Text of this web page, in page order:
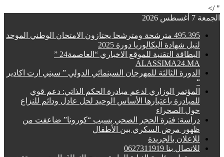
" />
الجمعة 7 أغسطس 2026
495.395 مترشحة ومترشحا يجتازون الامتحان الوطني الموحد
لنيل شهادة البكالوريا دورة 2025
البطاقة التقنية للموقع الاخباري “العاصمة24 ”
ALASSIMA24.MA
الدورة الثالثة للمهرجان السينمائي الدولي ” سيني ارت اكادير
“
المؤتمر الوزاري لدعم مبادرة الحكم الذاتي: دعم قوي
للمبادرة باعتبارها الأساس الوحيد لحل عادل ودائم للنزاع
حول الصحراء
دراسة: فترة الحجر الصحي بسبب “كورونا” ضاعفت من
ظهور مرض السكري بين الأطفال
للإعلان بالجريدة
للاتصال بنا 0627311919